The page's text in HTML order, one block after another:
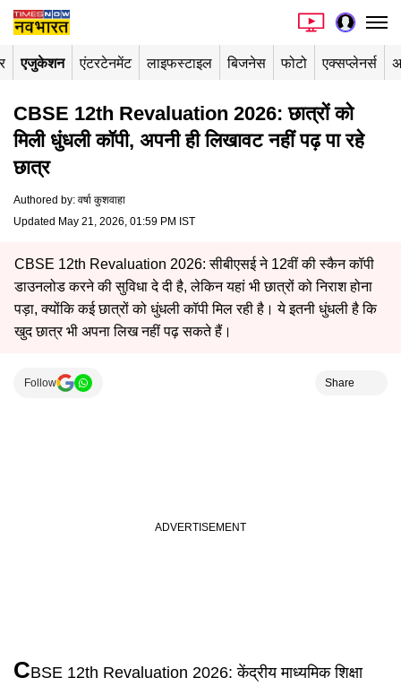
एजुकेशन एंटरटेनमेंट लाइफस्टाइल बिजनेस फोटो एक्सप्लेनर्स
CBSE 12th Revaluation 2026: छात्रों को
मिली धुंधली कॉपी, अपनी ही लिखावट नहीं पढ़ पा रहे
छात्र
Authored by: वर्षा कुशवाहा
Updated May 21, 2026, 01:59 PM IST
CBSE 12th Revaluation 2026: सीबीएसई ने 12वीं की स्कैन कॉपी
डाउनलोड करने की सुविधा दे दी है, लेकिन यहां भी छात्रों को निराश होना
पड़ा, क्योंकि कई छात्रों को धुंधली कॉपी मिल रही है। ये इतनी धुंधली है कि
खुद छात्र भी अपना लिख नहीं पढ़ सकते हैं।
Follow Share
CBSE 12th Revaluation 2026:केंद्रीय माध्यमिक शिक्षा